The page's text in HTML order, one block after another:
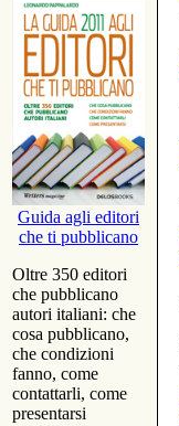
Guida agli editori
che ti pubblicano
Oltre 350 editori
che pubblicano
autori italiani: che
cosa pubblicano,
che condizioni
fanno, come
contattarli, come
presentarsi